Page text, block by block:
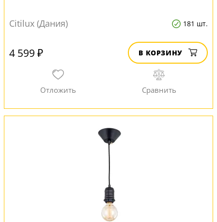
Citilux (Дания) 181 шт.
4 599 ₽ В КОРЗИНУ